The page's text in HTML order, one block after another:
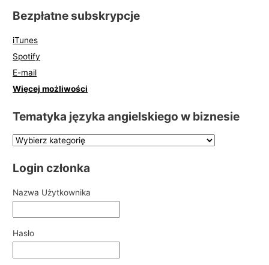
Bezpłatne subskrypcje
iTunes
Spotify
E-mail
Więcej możliwości
Tematyka języka angielskiego w biznesie
Login członka
Nazwa Użytkownika
Hasło